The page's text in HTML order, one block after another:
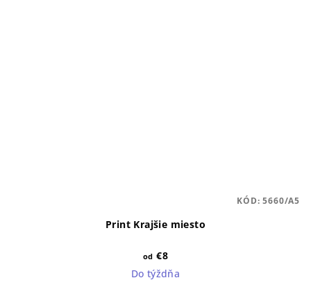
Print Krajšie miesto
od €8
Do týždňa
KÓD:5660/A5